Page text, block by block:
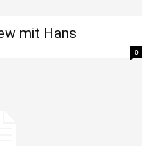
mit Hans
0